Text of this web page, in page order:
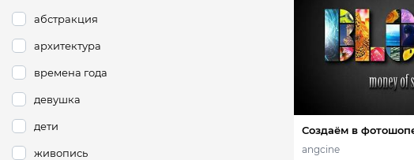
абстракция
архитектура
времена года
девушка
дети
живопись